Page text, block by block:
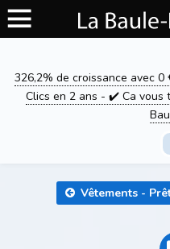
326,2% de croissance avec
Clics en 2 ans - ✔️ Ca vous
Vêtements -